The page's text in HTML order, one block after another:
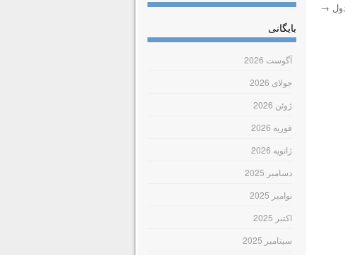
→
بایگانی
آگوست 2026
جولای 2026
ژوئن 2026
فوریه 2026
ژانویه 2026
دسامبر 2025
نوامبر 2025
اکتبر 2025
سپتامبر 2025